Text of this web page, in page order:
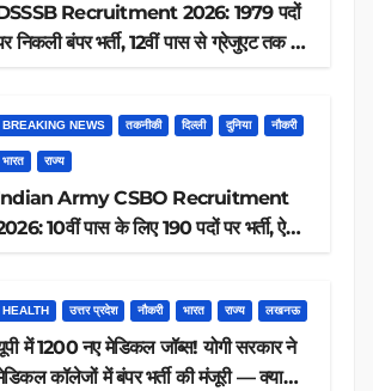
Recruitment 2026: 1979 पदों
निकली बंपर भर्ती, 12वीं पास से ग्रेजुएट तक करें
BREAKING NEWS तकनीकी दिल्ली दुनिया नौकरी
भारत राज्य
Army CSBO Recruitment
10वीं पास के लिए 190 पदों पर भर्ती, ऐसे
HEALTH उत्तर प्रदेश नौकरी भारत राज्य लखनऊ
में 1200 नए मेडिकल जॉब्स! योगी सरकार ने
कॉलेजों में बंपर भर्ती की मंजूरी — क्या